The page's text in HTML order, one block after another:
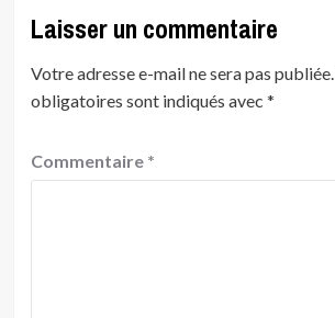
Laisser un commentaire
Votre adresse e-mail ne sera pas publiée.
obligatoires sont indiqués avec *
Commentaire *